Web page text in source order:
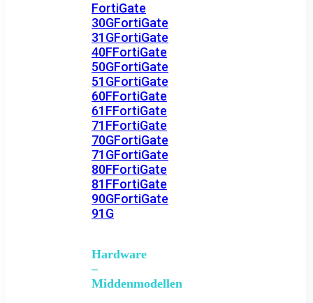
FortiGate
30GFortiGate
31GFortiGate
40FFortiGate
50GFortiGate
51GFortiGate
60FFortiGate
61FFortiGate
71FFortiGate
70GFortiGate
71GFortiGate
80FFortiGate
81FFortiGate
90GFortiGate
91G
Hardware
–
Middenmodellen